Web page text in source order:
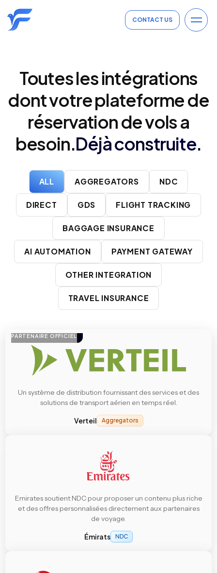
CONTACT US
Toutes les intégrations
dont votre plateforme de
réservation de vols a
besoin.Déjà construite.
ALL AGGREGATORS NDC
DIRECT GDS FLIGHT TRACKING
BAGGAGE INSURANCE
AI AUTOMATION PAYMENT GATEWAY
OTHER INTEGRATION
TRAVEL INSURANCE
PARTENAIRE OFFICIEL
Un système de distribution fournissant des services et des
solutions de transport aérien en temps réel.
Verteil Aggregators
Emirates soutient NDC pour proposer un contenu plus riche
et des offres personnalisées directement aux partenaires
de voyage.
Émirats NDC